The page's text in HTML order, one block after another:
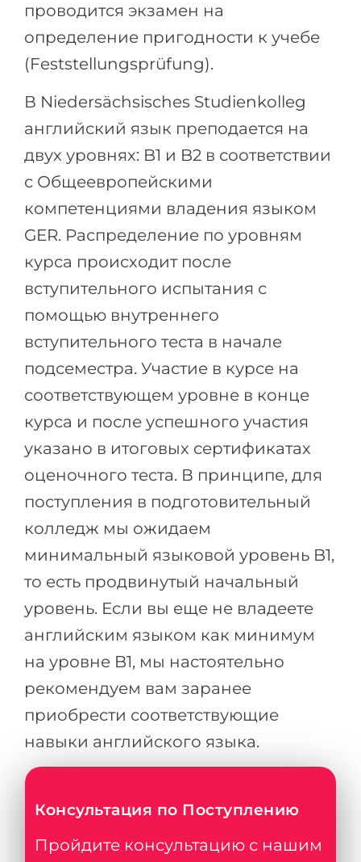
проводится экзамен на
определение пригодности к учебе
(Feststellungsprüfung).
В Niedersächsisches Studienkolleg
английский язык преподается на
двух уровнях: B1 и B2 в соответствии
с Общеевропейскими
компетенциями владения языком
GER. Распределение по уровням
курса происходит после
вступительного испытания с
помощью внутреннего
вступительного теста в начале
подсеместра. Участие в курсе на
соответствующем уровне в конце
курса и после успешного участия
указано в итоговых сертификатах
оценочного теста. В принципе, для
поступления в подготовительный
колледж мы ожидаем
минимальный языковой уровень B1,
то есть продвинутый начальный
уровень. Если вы еще не владеете
английским языком как минимум
на уровне B1, мы настоятельно
рекомендуем вам заранее
приобрести соответствующие
навыки английского языка.
Консультация по Поступлению
Пройдите консультацию с нашим